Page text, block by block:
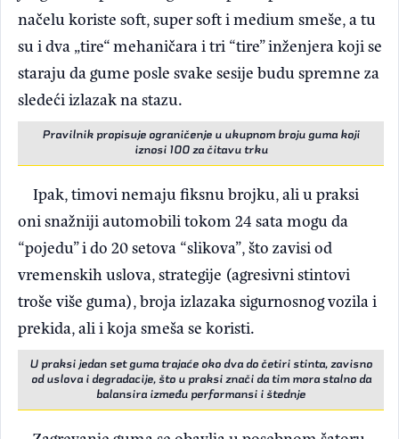
načelu koriste soft, super soft i medium smeše, a tu
su i dva „tire“ mehaničara i tri “tire” inženjera koji se
staraju da gume posle svake sesije budu spremne za
sledeći izlazak na stazu.
Pravilnik propisuje ograničenje u ukupnom broju guma koji
iznosi 100 za čitavu trku
Ipak, timovi nemaju fiksnu brojku, ali u praksi
oni snažniji automobili tokom 24 sata mogu da
“pojedu” i do 20 setova “slikova”, što zavisi od
vremenskih uslova, strategije (agresivni stintovi
troše više guma), broja izlazaka sigurnosnog vozila i
prekida, ali i koja smeša se koristi.
U praksi jedan set guma trajaće oko dva do četiri stinta, zavisno
od uslova i degradacije, što u praksi znači da tim mora stalno da
balansira između performansi i štednje